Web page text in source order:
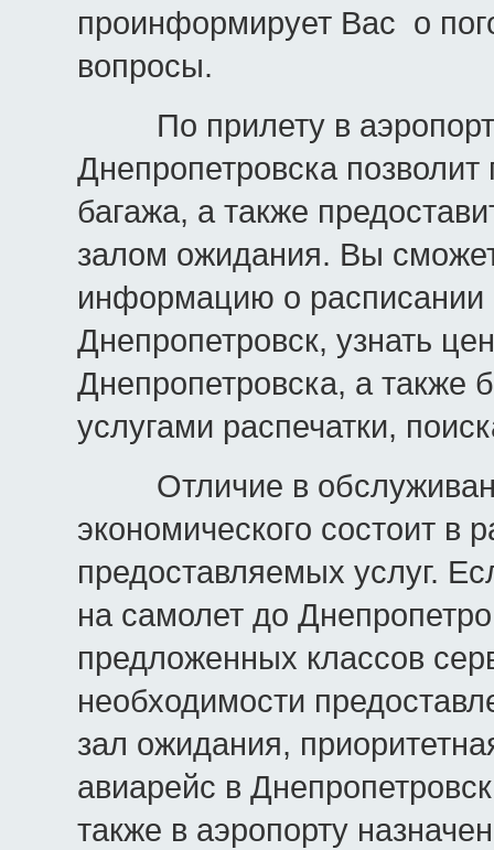
проинформирует Вас о
вопросы.
По прилету в аэропорт
Днепропетровска
багажа, а также
залом ожидания. Вы
информацию о расписании
Днепропетровск, узнать
Днепропетровска, а также
услугами распечатки,
Отличие в
экономического состоит в
предоставляемых услуг.
на самолет до
предложенных классов
необходимости
зал ожидания,
авиарейс в
также в аэропорту